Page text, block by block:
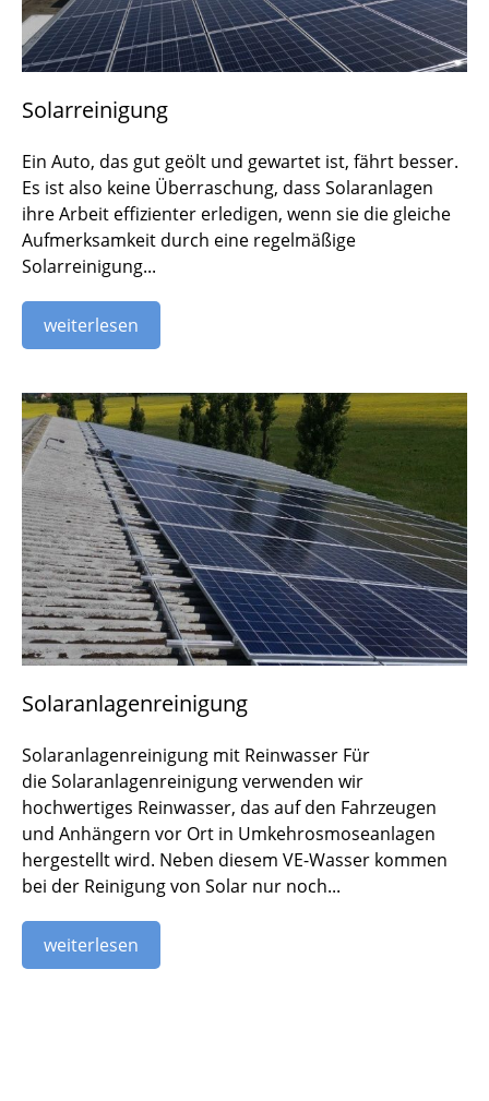
Solarreinigung
Ein Auto, das gut geölt und gewartet ist, fährt besser.
Es ist also keine Überraschung, dass Solaranlagen
ihre Arbeit effizienter erledigen, wenn sie die gleiche
Aufmerksamkeit durch eine regelmäßige
Solarreinigung...
weiterlesen
Solaranlagenreinigung
Solaranlagenreinigung mit Reinwasser Für
die Solaranlagenreinigung verwenden wir
hochwertiges Reinwasser, das auf den Fahrzeugen
und Anhängern vor Ort in Umkehrosmoseanlagen
hergestellt wird. Neben diesem VE-Wasser kommen
bei der Reinigung von Solar nur noch...
weiterlesen